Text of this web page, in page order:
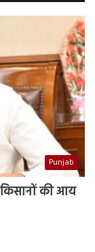
Punjab
की आय